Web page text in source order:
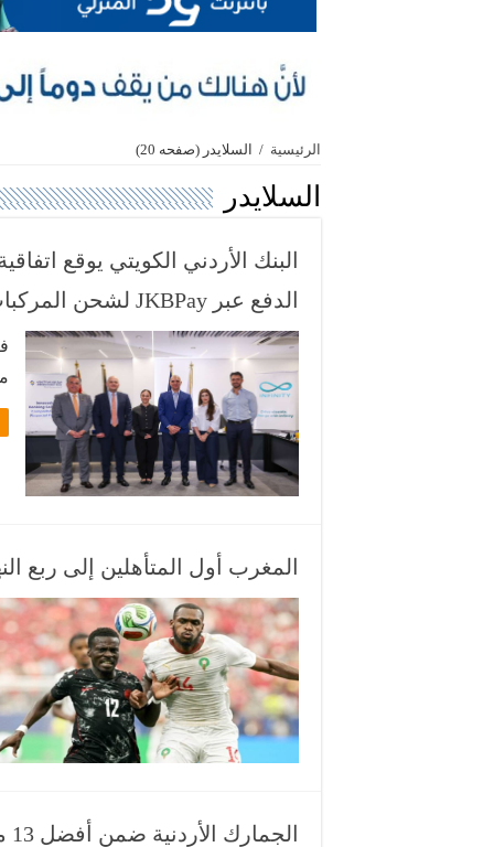
الرئيسية / السلايدر (صفحه 20)
السلايدر
البنك الأردني الكويتي يوقع
الدفع عبر JKBPay لشحن المركبات الكهربائية
المغرب أول المتأهلين إلى ربع